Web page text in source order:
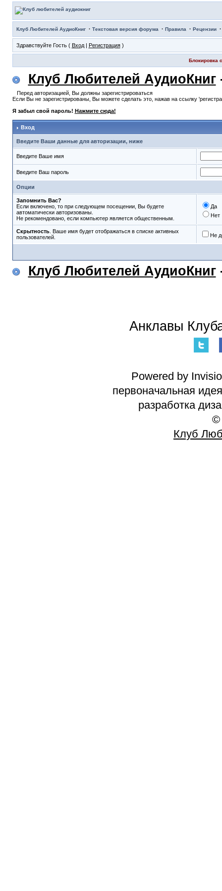
Клуб Любителей АудиоКниг· Текстовая версия форума · Правила · Рецензии
Здравствуйте Гость ( Вход| Регистрация)
Блокировка
Клуб Любителей АудиоКниг
Перед авторизацией, Вы должны зарегистрироваться
Если Вы не зарегистрированы, Вы можете сделать это, нажав на ссылку
Я забыл свой пароль! Нажмите сюда!
Вход
Введите Ваши данные для авторизации, ниже
Введите Ваше имя
Введите Ваш пароль
Опции
Запомнить Вас?
Если включено, то при следующем посещении, Вы будете
автоматически авторизованы.
Не рекомендовано, если компьютер является общественным.
Да
Нет
Скрытность. Ваше имя будет отображаться в списке активных
пользователей.
Не
Клуб Любителей АудиоКниг
Анклавы
Powered by
первоначальная
разработка
©
Клуб